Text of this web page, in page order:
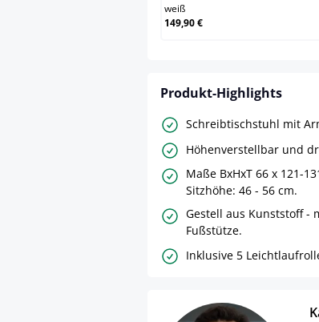
weiß
149,90 €
Produkt-Highlights
Schreibtischstuhl mit
Höhenverstellbar und
Maße BxHxT 66 x 121-
Sitzhöhe: 46 - 56 cm.
Gestell aus Kunststoff -
Fußstütze.
Inklusive 5